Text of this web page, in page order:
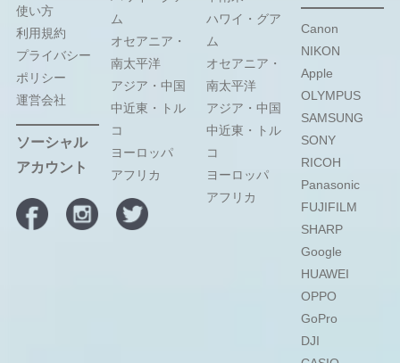
使い方
利用規約
プライバシー
ポリシー
運営会社
ソーシャル
アカウント
ム
オセアニア・
南太平洋
アジア・中国
中近東・トル
コ
ヨーロッパ
アフリカ
ハワイ・グア
ム
オセアニア・
南太平洋
アジア・中国
中近東・トル
コ
ヨーロッパ
アフリカ
Canon
NIKON
Apple
OLYMPUS
SAMSUNG
SONY
RICOH
Panasonic
FUJIFILM
SHARP
Google
HUAWEI
OPPO
GoPro
DJI